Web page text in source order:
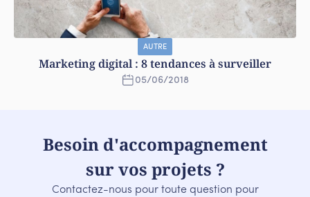
AUTRE
Marketing digital : 8 tendances à surveiller
05/06/2018
Besoin d'accompagnement
sur vos projets ?
Contactez-nous pour toute question pour